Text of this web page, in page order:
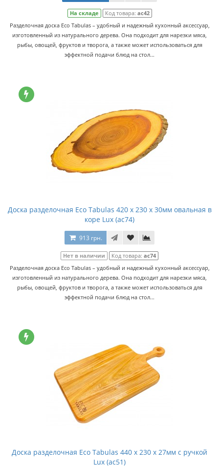
На складе Код товара: ас42
Разделочная доска Eco Tabulas – удобный и надежный кухонный аксессуар,
изготовленный из натурального дерева. Она подходит для нарезки мяса,
рыбы, овощей, фруктов и творога, а также может использоваться для
эффектной подачи блюд на стол...
Доска разделочная Eco Tabulas 420 x 230 x 30мм овальная в
коре Lux (ас74)
913 грн.
Нет в наличии Код товара: ас74
Разделочная доска Eco Tabulas – удобный и надежный кухонный аксессуар,
изготовленный из натурального дерева. Она подходит для нарезки мяса,
рыбы, овощей, фруктов и творога, а также может использоваться для
эффектной подачи блюд на стол...
Доска разделочная Eco Tabulas 440 x 230 x 27мм с ручкой
Lux (ас51)